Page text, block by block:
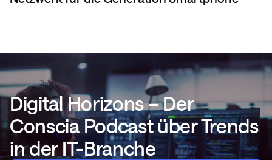
Digital Horizons – Der
Conscia Podcast über Trends
in der IT-Branche